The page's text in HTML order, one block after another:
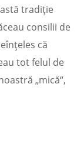
tradiție
consilii de
că
tot felul de
„mică“,